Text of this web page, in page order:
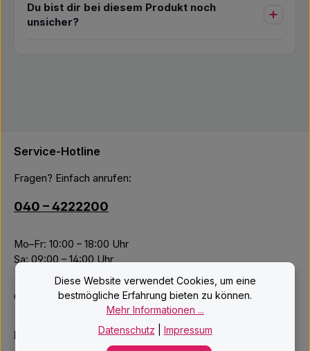
Du bist dir bei diesem Produkt noch
unsicher?
Service-Hotline
Fragen? Einfach anrufen:
040 – 4222200
Mo–Fr: 10:00 – 18:00 Uhr
Sa: 09:00 – 14:00 Uhr
Oder über unserKontaktformular .
Informationen
Diese Website verwendet Cookies, um eine
bestmögliche Erfahrung bieten zu können.
Mehr Informationen ...
Datenschutz
Impressum